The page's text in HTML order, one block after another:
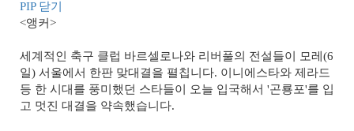
PIP 닫기
<앵커>
세계적인 축구 클럽 바르셀로나와 리버풀의 전설들이 모레(6
일) 서울에서 한판 맞대결을 펼칩니다. 이니에스타와 제라드
등 한 시대를 풍미했던 스타들이 오늘 입국해서 '곤룡포'를 입
고 멋진 대결을 약속했습니다.